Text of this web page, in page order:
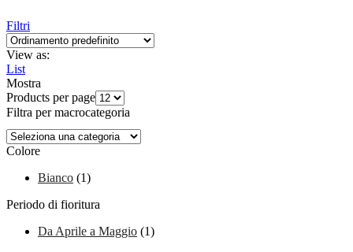
Filtri
View as:
List
Mostra
Products per page
Filtra per macrocategoria
Colore
Bianco (1)
Periodo di fioritura
Da Aprile a Maggio (1)